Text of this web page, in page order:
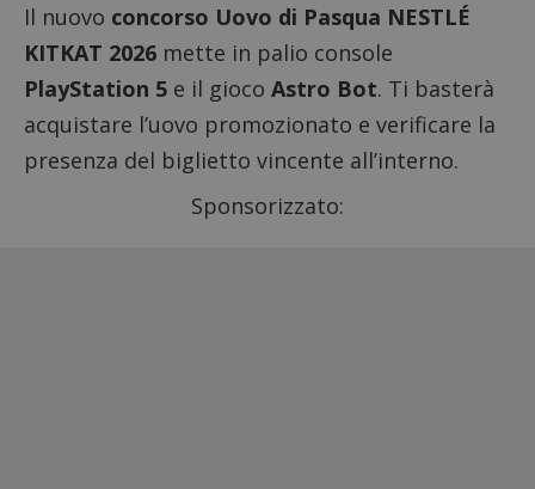
Il nuovo concorso Uovo di Pasqua NESTLÉ
KITKAT 2026 mette in palio console
PlayStation 5 e il gioco Astro Bot. Ti basterà
acquistare l’uovo promozionato e verificare la
presenza del biglietto vincente all’interno.
Sponsorizzato: